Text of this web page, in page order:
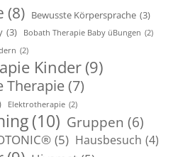
(8) Bewusste Körpersprache (3)
(3) Bobath Therapie Baby üBungen (2)
(2)
Kinder (9)
Therapie(7)
Elektrotherapie (2)
(10) Gruppen (6)
(5) Hausbesuch (4)